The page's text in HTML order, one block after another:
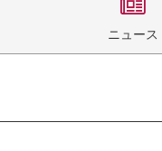
ニュース